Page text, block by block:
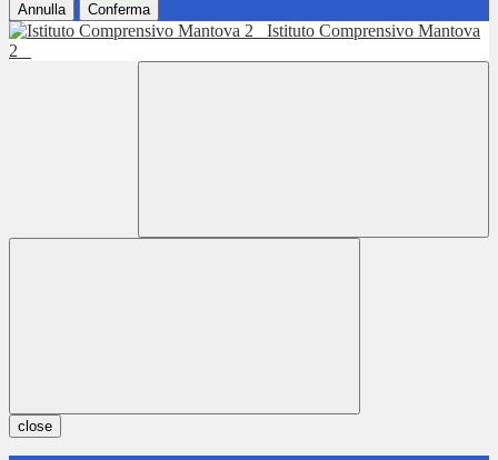
Annulla Conferma
Istituto Comprensivo Mantova
2
close